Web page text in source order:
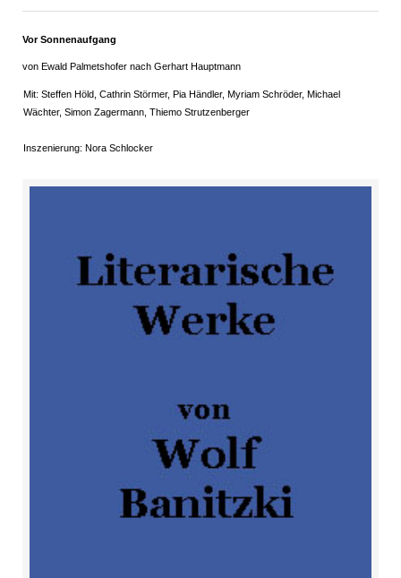
Vor Sonnenaufgang
von Ewald Palmetshofer nach Gerhart Hauptmann
Mit: Steffen Höld, Cathrin Störmer, Pia Händler, Myriam Schröder, Michael
Wächter, Simon Zagermann, Thiemo Strutzenberger
Inszenierung: Nora Schlocker